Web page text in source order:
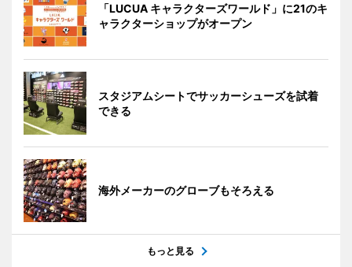
「LUCUA キャラクターズワールド」に21のキ
ャラクターショップがオープン
スタジアムシートでサッカーシューズを試着
できる
海外メーカーのグローブもそろえる
もっと見る